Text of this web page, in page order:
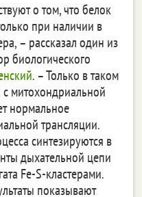
о том, что белок
при наличии в
– рассказал один из
биологического
. – Только в таком
с митохондриальной
нормальное
трансляции.
синтезируются в
дыхательной цепи
Fe-S-кластерами.
показывают